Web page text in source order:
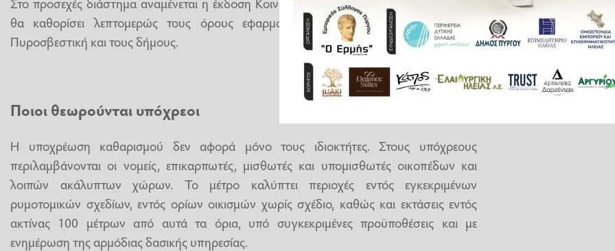
θα καθορίσει λεπτομερώς τους όρους εφαρμογής του νέου πλαισίου από την
Πυροσβεστική και τους δήμους.
Ποιοι θεωρούνται υπόχρεοι
Η υποχρέωση καθαρισμού δεν αφορά μόνο τους ιδιοκτήτες. Στους υπόχρεους
περιλαμβάνονται οι νομείς, επικαρπωτές, μισθωτές και υπομισθωτές οικοπέδων και
λοιπών ακάλυπτων χώρων. Το μέτρο καλύπτει περιοχές εντός εγκεκριμένων
ρυμοτομικών σχεδίων, εντός ορίων οικισμών χωρίς σχέδιο, καθώς και εκτάσεις εντός
ακτίνας 100 μέτρων από αυτά τα όρια, υπό συγκεκριμένες προϋποθέσεις και με
ενημέρωση της αρμόδιας δασικής υπηρεσίας.